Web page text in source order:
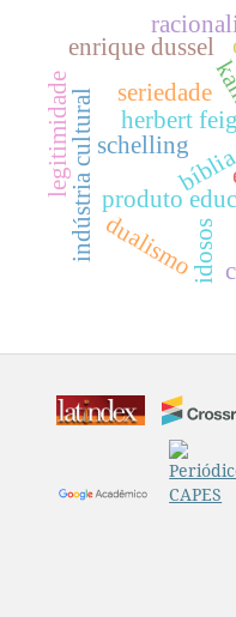
herbert
produto
indústria cultural idosos
enrique dussel
schelling
legitimidade
dualismo
seriedade